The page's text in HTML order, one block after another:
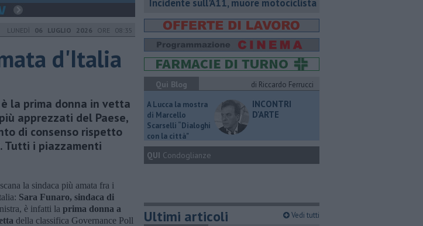
LUNEDÌ 06 LUGLIO 2026 ORE 08:35
d'Italia
la prima donna in vetta
apprezzati del Paese,
di consenso rispetto
Tutti i piazzamenti
la sindaca più amata fra i
Sara Funaro, sindaca di
è infatti la prima donna a
della classifica Governance Poll
Incidente sull'A11, muore motociclista
Qui Blog
di Riccardo Ferrucci
A Lucca la mostra
di Marcello
Scarselli “Dialoghi
con la città"
INCONTRI
D'ARTE
QUI Condoglianze
Ultimi articoli Vedi tutti